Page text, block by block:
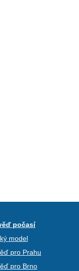
počasí
model
pro Prahu
pro Brno